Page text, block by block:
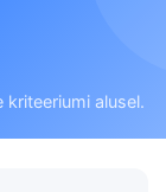
kriteeriumi alusel.